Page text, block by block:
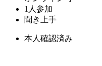
1人参加
聞き上手
本人確認済み